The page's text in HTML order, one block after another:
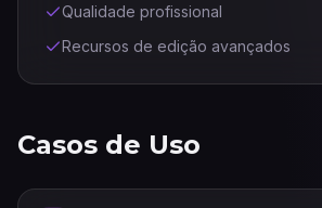
Qualidade profissional
Recursos de edição avançados
Casos de Uso